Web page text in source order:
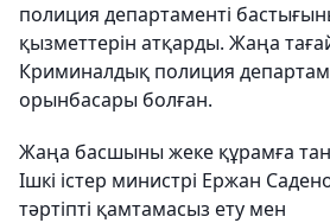
полиция департаменті
қызметтерін атқарды. Жаңа
Криминалдық полиция
орынбасары болған.
Жаңа басшыны жеке құрамға
Ішкі істер министрі Ержан
тәртіпті қамтамасыз ету мен